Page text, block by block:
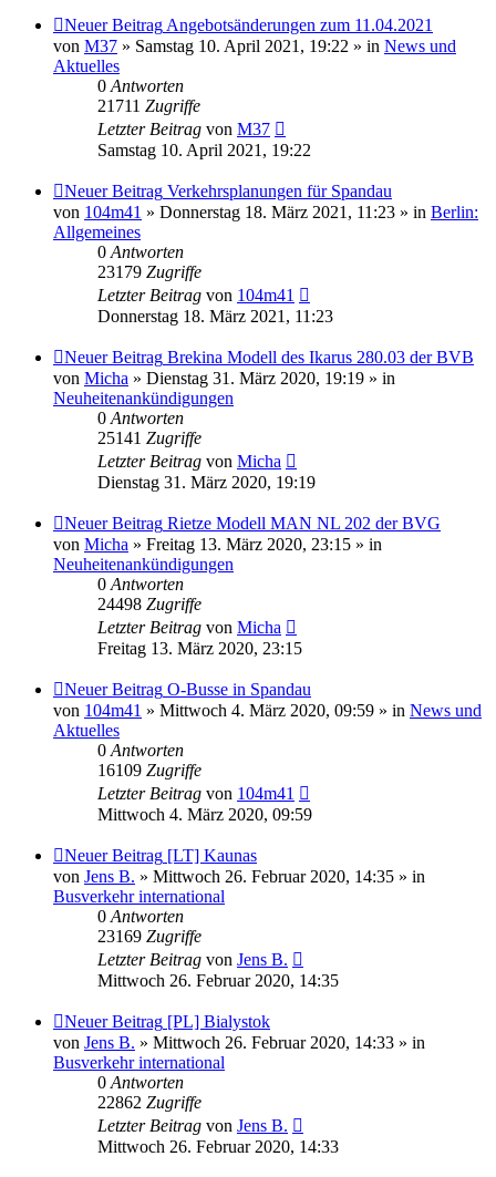
Neuer BeitragAngebotsänderungen zum 11.04.2021
von M37 » Samstag 10. April 2021, 19:22 » in News und
Aktuelles
0Antworten
21711 Zugriffe
Letzter Beitrag von M37
Samstag 10. April 2021, 19:22
Neuer Beitrag Verkehrsplanungen für Spandau
von 104m41 » Donnerstag 18. März 2021, 11:23 » in Berlin:
Allgemeines
0Antworten
23179 Zugriffe
Letzter Beitrag von 104m41
Donnerstag 18. März 2021, 11:23
Neuer Beitrag Brekina Modell des Ikarus 280.03 der BVB
von Micha » Dienstag 31. März 2020, 19:19 » in
Neuheitenankündigungen
0Antworten
25141 Zugriffe
Letzter Beitrag von Micha
Dienstag 31. März 2020, 19:19
Neuer Beitrag Rietze Modell MAN NL 202 der BVG
von Micha » Freitag 13. März 2020, 23:15 » in
Neuheitenankündigungen
0Antworten
24498 Zugriffe
Letzter Beitrag von Micha
Freitag 13. März 2020, 23:15
Neuer Beitrag O-Busse in Spandau
von 104m41 » Mittwoch 4. März 2020, 09:59 » in News und
Aktuelles
0Antworten
16109 Zugriffe
Letzter Beitrag von 104m41
Mittwoch 4. März 2020, 09:59
Neuer Beitrag [LT] Kaunas
von Jens B. » Mittwoch 26. Februar 2020, 14:35 » in
Busverkehr international
0Antworten
23169 Zugriffe
Letzter Beitrag von Jens B.
Mittwoch 26. Februar 2020, 14:35
Neuer Beitrag [PL] Bialystok
von Jens B. » Mittwoch 26. Februar 2020, 14:33 » in
Busverkehr international
0Antworten
22862 Zugriffe
Letzter Beitrag von Jens B.
Mittwoch 26. Februar 2020, 14:33